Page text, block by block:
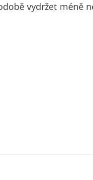
vydržet méně